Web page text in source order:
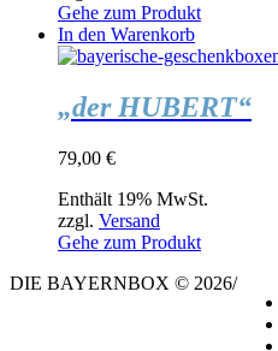
Gehe zum Produkt
In den Warenkorb
„der HUBERT“
79,00 €
Enthält 19% MwSt.
zzgl. Versand
Gehe zum Produkt
DIE BAYERNBOX © 2026/